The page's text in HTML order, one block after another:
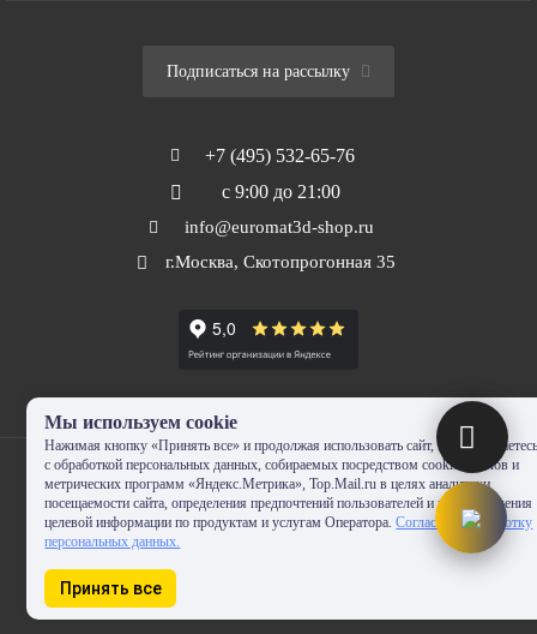
Подписаться на рассылку
+7 (495) 532-65-76
с 9:00 до 21:00
info@euromat3d-shop.ru
г.Москва, Скотопрогонная 35
© 2010-2024 - EUROMAT|3D-SHOP.RU. Все права защищены. Копирование
Мы используем cookie
Нажимая кнопку «Принять все» и продолжая использовать сайт, Вы
с обработкой персональных данных, собираемых посредством cookie-файлов и
метрических программ «Яндекс.Метрика», Top.Mail.ru в целях аналитики
посещаемости сайта, определения предпочтений пользователей и предоставления
целевой информации по продуктам и услугам Оператора.Согласие на обработку
персональных данных.
Принять все